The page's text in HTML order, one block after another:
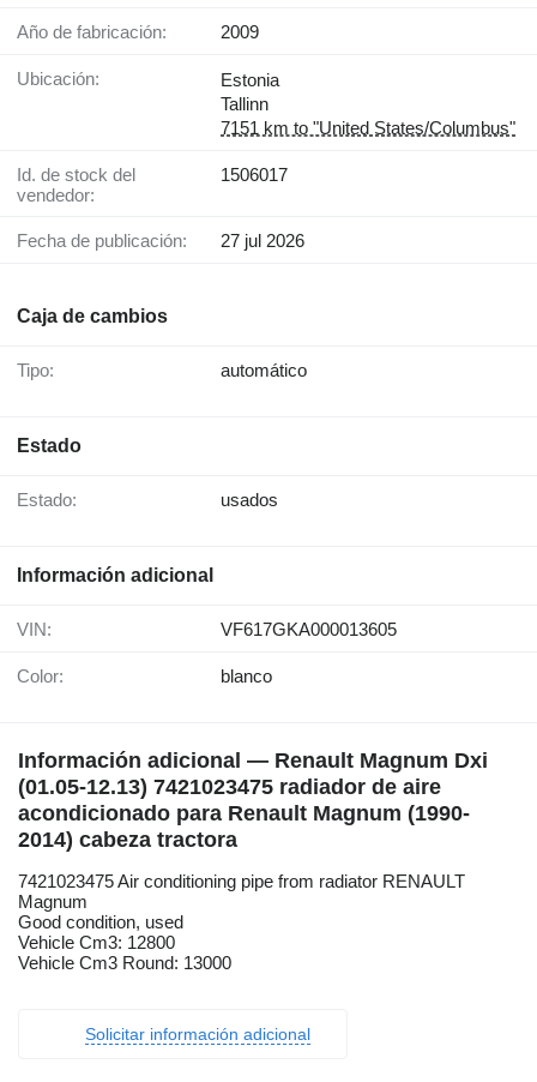
Año de fabricación: 2009
Ubicación:
Estonia
Tallinn
7151 km to "United States/Columbus"
Id. de stock del
vendedor:
1506017
Fecha de publicación: 27 jul 2026
Caja de cambios
Tipo: automático
Estado
Estado: usados
Información adicional
VIN: VF617GKA000013605
Color: blanco
Información adicional — Renault Magnum Dxi
(01.05-12.13) 7421023475 radiador de aire
acondicionado para Renault Magnum (1990-
2014) cabeza tractora
7421023475 Air conditioning pipe from radiator RENAULT
Magnum
Good condition, used
Vehicle Cm3: 12800
Vehicle Cm3 Round: 13000
Solicitar información adicional